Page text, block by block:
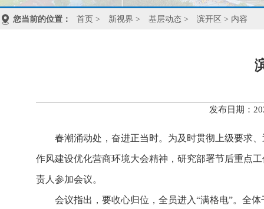
您当前的位置： 首页 > 新视界 > 基层动态 > 滨开区 > 内容
发布日期：
春潮涌动处，奋进正当时。为及时贯彻上级要求
作风建设优化营商环境大会精神，研究部署节后重点
责人参加会议。
会议指出，要收心归位，全员进入“满格电”。全